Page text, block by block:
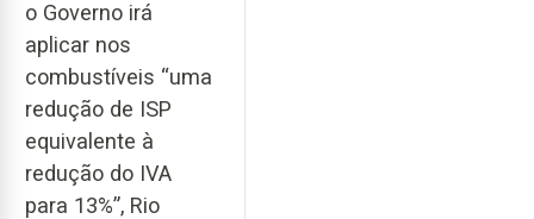
o Governo irá
aplicar nos
combustíveis “uma
redução de ISP
equivalente à
redução do IVA
para 13%”, Rio